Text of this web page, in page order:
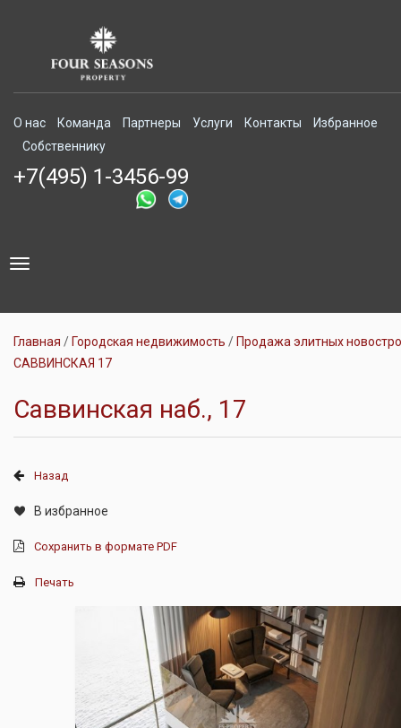
О нас Команда Партнеры Услуги Контакты
Избранное
Собственнику
+7(495) 1-3456-99
Toggle
Главная Городская недвижимость
Продажа элитных
САВВИНСКАЯ 17
Саввинская наб., 17
Назад
В избранное
Сохранить в формате PDF
Печать